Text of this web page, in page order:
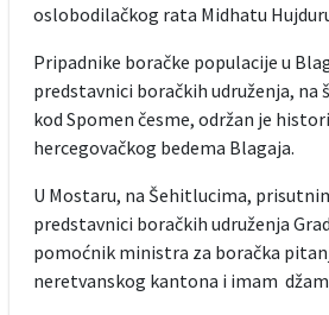
oslobodilačkog rata Midhatu
Pripadnike boračke populacije u
predstavnici boračkih udruženja, na
kod Spomen česme, održan je
hercegovačkog bedema Blagaja.
U Mostaru, na Šehitlucima,
predstavnici boračkih udruženja
pomoćnik ministra za boračka
neretvanskog kantona i imam